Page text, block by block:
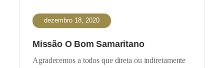
dezembro 18, 2020
Missão O Bom Samaritano
Agradecemos a todos que direta ou indiretamente